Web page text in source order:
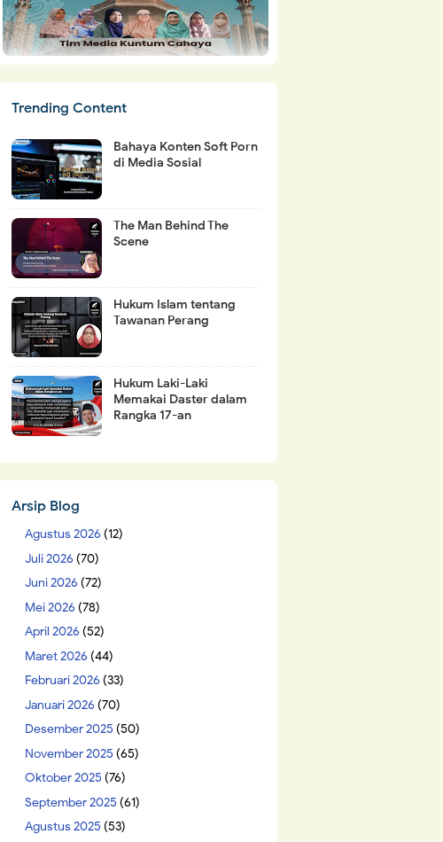
Trending Content
Bahaya Konten Soft Porn
di Media Sosial
The Man Behind The
Scene
Hukum Islam tentang
Tawanan Perang
Hukum Laki-Laki
Memakai Daster dalam
Rangka 17-an
Arsip Blog
Agustus 2026 (12)
Juli 2026 (70)
Juni 2026 (72)
Mei 2026 (78)
April 2026 (52)
Maret 2026 (44)
Februari 2026 (33)
Januari 2026 (70)
Desember 2025 (50)
November 2025 (65)
Oktober 2025 (76)
September 2025 (61)
Agustus 2025 (53)